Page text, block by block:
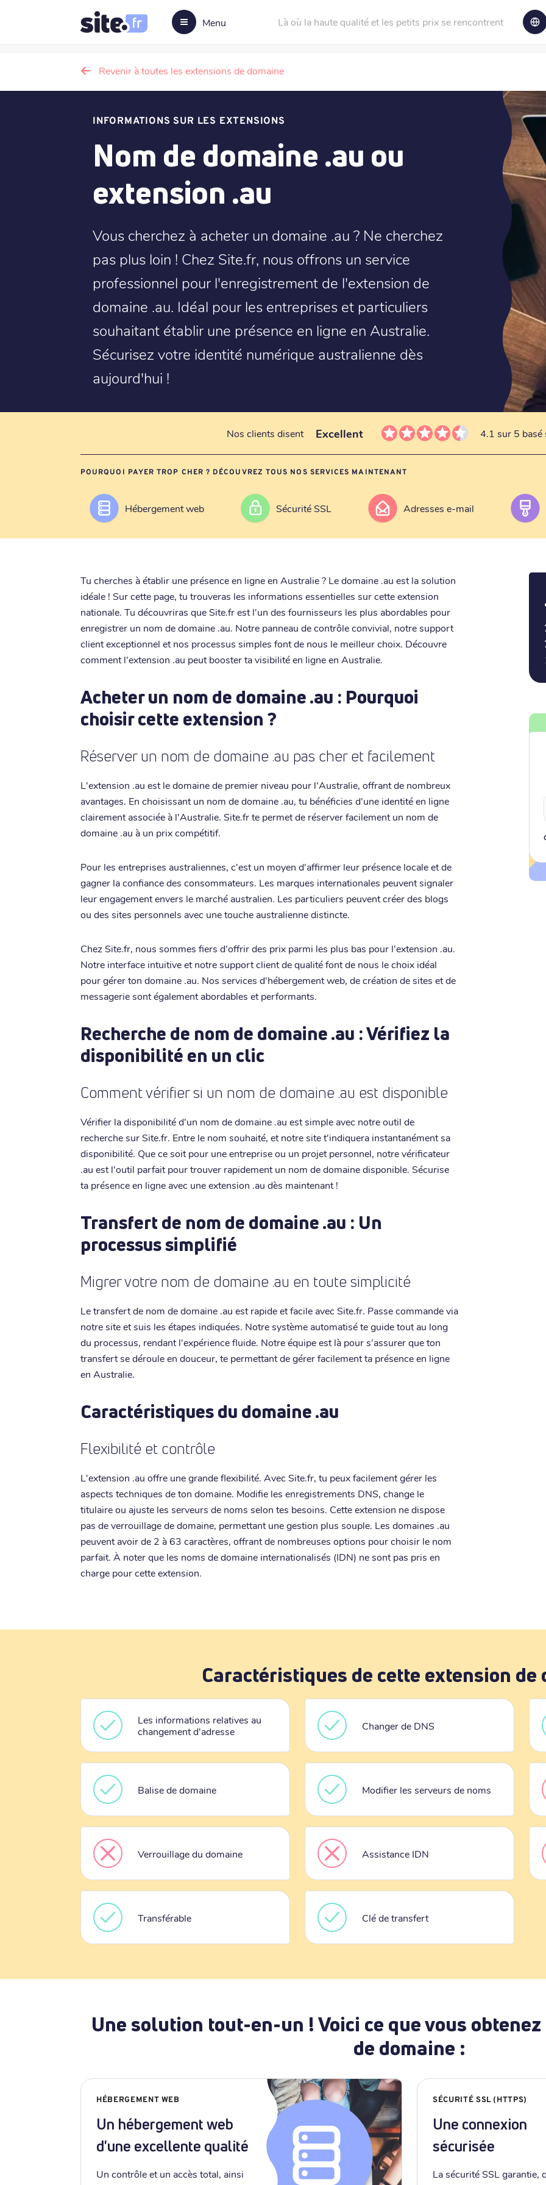
Menu Là où la haute qualité et les petits prix se rencontrent
Revenir à toutes les extensions de domaine
INFORMATIONS SUR LES EXTENSIONS
Nom de domaine .au ou
extension .au
Vous cherchez à acheter un domaine .au ? Ne cherchez
pas plus loin ! Chez Site.fr, nous offrons un service
professionnel pour l'enregistrement de l'extension de
domaine .au. Idéal pour les entreprises et particuliers
souhaitant établir une présence en ligne en Australie.
Sécurisez votre identité numérique australienne dès
aujourd'hui !
Nos clients disent Excellent 4.1 sur 5 basé
POURQUOI PAYER TROP CHER ? DÉCOUVREZ TOUS NOS SERVICES MAINTENANT
Hébergement web Sécurité SSL Adresses e-mail
Tu cherches à établir une présence en ligne en Australie ? Le domaine .au est la solution
idéale ! Sur cette page, tu trouveras les informations essentielles sur cette extension
nationale. Tu découvriras que Site.fr est l'un des fournisseurs les plus abordables pour
enregistrer un nom de domaine .au. Notre panneau de contrôle convivial, notre support
client exceptionnel et nos processus simples font de nous le meilleur choix. Découvre
comment l'extension .au peut booster ta visibilité en ligne en Australie.
Acheter un nom de domaine .au : Pourquoi
choisir cette extension ?
Réserver un nom de domaine .au pas cher et facilement
L'extension .au est le domaine de premier niveau pour l'Australie, offrant de nombreux
avantages. En choisissant un nom de domaine .au, tu bénéficies d'une identité en ligne
clairement associée à l'Australie. Site.fr te permet de réserver facilement un nom de
domaine .au à un prix compétitif.
Pour les entreprises australiennes, c'est un moyen d'affirmer leur présence locale et de
gagner la confiance des consommateurs. Les marques internationales peuvent signaler
leur engagement envers le marché australien. Les particuliers peuvent créer des blogs
ou des sites personnels avec une touche australienne distincte.
Chez Site.fr, nous sommes fiers d'offrir des prix parmi les plus bas pour l'extension .au.
Notre interface intuitive et notre support client de qualité font de nous le choix idéal
pour gérer ton domaine .au. Nos services d'hébergement web, de création de sites et de
messagerie sont également abordables et performants.
Recherche de nom de domaine .au : Vérifiez la
disponibilité en un clic
Comment vérifier si un nom de domaine .au est disponible
Vérifier la disponibilité d'un nom de domaine .au est simple avec notre outil de
recherche sur Site.fr. Entre le nom souhaité, et notre site t'indiquera instantanément sa
disponibilité. Que ce soit pour une entreprise ou un projet personnel, notre vérificateur
.au est l'outil parfait pour trouver rapidement un nom de domaine disponible. Sécurise
ta présence en ligne avec une extension .au dès maintenant !
Transfert de nom de domaine .au : Un
processus simplifié
Migrer votre nom de domaine .au en toute simplicité
Le transfert de nom de domaine .au est rapide et facile avec Site.fr. Passe commande via
notre site et suis les étapes indiquées. Notre système automatisé te guide tout au long
du processus, rendant l'expérience fluide. Notre équipe est là pour s'assurer que ton
transfert se déroule en douceur, te permettant de gérer facilement ta présence en ligne
en Australie.
Caractéristiques du domaine .au
Flexibilité et contrôle
L'extension .au offre une grande flexibilité. Avec Site.fr, tu peux facilement gérer les
aspects techniques de ton domaine. Modifie les enregistrements DNS, change le
titulaire ou ajuste les serveurs de noms selon tes besoins. Cette extension ne dispose
pas de verrouillage de domaine, permettant une gestion plus souple. Les domaines .au
peuvent avoir de 2 à 63 caractères, offrant de nombreuses options pour choisir le nom
parfait. À noter que les noms de domaine internationalisés (IDN) ne sont pas pris en
charge pour cette extension.
Caractéristiques de cette extension de
Les informations relatives au
changement d'adresse
Changer de DNS
Balise de domaine Modifier les serveurs de noms
Verrouillage du domaine Assistance IDN
Transférable Clé de transfert
Une solution tout-en-un ! Voici ce que vous
de domaine :
HÉBERGEMENT WEB
Un hébergement web
d'une excellente qualité
Un contrôle et un accès total, ainsi
SÉCURITÉ SSL (HTTPS)
Une connexion
sécurisée
La sécurité SSL garantie,